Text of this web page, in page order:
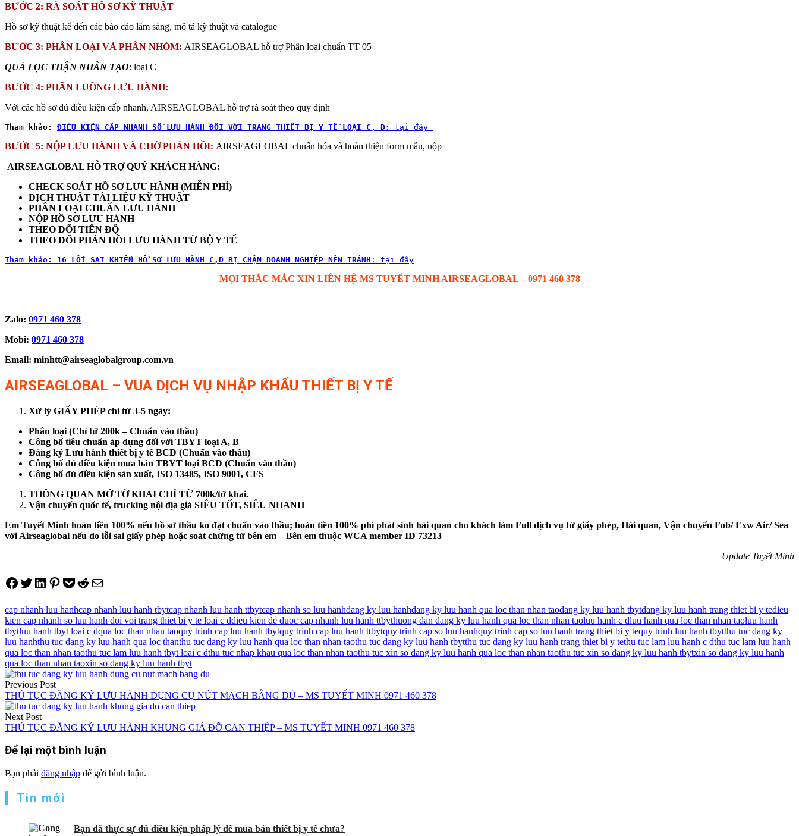
BƯỚC 2: RÀ SOÁT HỒ SƠ KỸ THUẬT
Hồ sơ kỹ thuật kể đến các báo cáo lâm sàng, mô tả kỹ thuật và catalogue
BƯỚC 3: PHÂN LOẠI VÀ PHÂN NHÓM: AIRSEAGLOBAL hỗ trợ Phân loại chuẩn TT 05
QUẢ LỌC THẬN NHÂN TẠO: loại C
BƯỚC 4: PHÂN LUỒNG LƯU HÀNH:
Với các hồ sơ đủ điều kiện cấp nhanh, AIRSEAGLOBAL hỗ trợ rà soát theo quy định
Tham khảo: ĐIỀU KIỆN CẤP NHANH SỐ LƯU HÀNH ĐỐI VỚI TRANG THIẾT BỊ Y TẾ LOẠI C, D: tại đây
BƯỚC 5: NỘP LƯU HÀNH VÀ CHỜ PHẢN HỒI: AIRSEAGLOBAL chuẩn hóa và hoàn thiện form mẫu, nộp
AIRSEAGLOBAL HỖ TRỢ QUÝ KHÁCH HÀNG:
CHECK SOÁT HỒ SƠ LƯU HÀNH (MIỄN PHÍ)
DỊCH THUẬT TÀI LIỆU KỸ THUẬT
PHÂN LOẠI CHUẨN LƯU HÀNH
NỘP HỒ SƠ LƯU HÀNH
THEO DÕI TIẾN ĐỘ
THEO DÕI PHẢN HỒI LƯU HÀNH TỪ BỘ Y TẾ
Tham khảo: 16 LỐI SAI KHIẾN HỒ SƠ LƯU HÀNH C,D BỊ CHẬM DOANH NGHIỆP NÊN TRÁNH : tại đây
MỌI THẮC MẮC XIN LIÊN HỆ MS TUYẾT MINH AIRSEAGLOBAL – 0971 460 378
Zalo: 0971 460 378
Mobi: 0971 460 378
Email: minhtt@airseaglobalgroup.com.vn
AIRSEAGLOBAL – VUA DỊCH VỤ NHẬP KHẨU THIẾT BỊ Y TẾ
Xử lý GIẤY PHÉP chỉ từ 3-5 ngày:
Phân loại (Chỉ từ 200k – Chuẩn vào thầu)
Công bố tiêu chuẩn áp dụng đối với TBYT loại A, B
Đăng ký Lưu hành thiết bị y tế BCD (Chuẩn vào thầu)
Công bố đủ điều kiện mua bán TBYT loại BCD (Chuẩn vào thầu)
Công bố đủ điều kiện sản xuất, ISO 13485, ISO 9001, CFS
THÔNG QUAN MỞ TỜ KHAI CHỈ TỪ 700k/tờ khai.
Vận chuyển quốc tế, trucking nội địa giá SIÊU TỐT, SIÊU NHANH
Em Tuyết Minh hoàn tiền 100% nếu hồ sơ thầu ko đạt chuẩn vào thầu; hoàn tiền 100% phí phát sinh hải quan cho khách làm Full dịch vụ từ giấy phép, Hải quan, Vận chuyển Fob/ Exw Air/ Sea
với Airseaglobal nếu do lỗi sai giấy phép hoặc soát chứng từ bên em – Bên em thuộc WCA member ID 73213
Update Tuyết Minh
Share on Facebook
Tweet on Twitter
Share on LinkedIn
Pin on Pinterest
Save to pocket
Share on Reddit
Share via Email
cap nhanh luu hanhcap nhanh luu hanh tbytcap nhanh luu hanh ttbytcap nhanh so luu hanhdang ky luu hanhdang ky luu hanh qua loc than nhan taodang ky luu hanh tbytdang ky luu hanh trang thiet bi y tedieu
kien cap nhanh so luu hanh doi voi trang thiet bi y te loai c ddieu kien de duoc cap nhanh luu hanh ttbythuong dan dang ky luu hanh qua loc than nhan taoluu hanh c dluu hanh qua loc than nhan taoluu hanh
tbytluu hanh tbyt loai c dqua loc than nhan taoquy trinh cap luu hanh tbytquy trinh cap luu hanh ttbytquy trinh cap so luu hanhquy trinh cap so luu hanh trang thiet bi y tequy trinh luu hanh tbytthu tuc dang ky
luu hanhthu tuc dang ky luu hanh qua loc thanthu tuc dang ky luu hanh qua loc than nhan taothu tuc dang ky luu hanh tbytthu tuc dang ky luu hanh trang thiet bi y tethu tuc lam luu hanh c dthu tuc lam luu hanh
qua loc than nhan taothu tuc lam luu hanh tbyt loai c dthu tuc nhap khau qua loc than nhan taothu tuc xin so dang ky luu hanh qua loc than nhan taothu tuc xin so dang ky luu hanh tbytxin so dang ky luu hanh
qua loc than nhan taoxin so dang ky luu hanh tbyt
Điều
hướng
bài
viết
Previous Post
THỦ TỤC ĐĂNG KÝ LƯU HÀNH DỤNG CỤ NÚT MẠCH BẰNG DÙ – MS TUYẾT MINH 0971 460 378
Next Post
THỦ TỤC ĐĂNG KÝ LƯU HÀNH KHUNG GIÁ ĐỠ CAN THIỆP – MS TUYẾT MINH 0971 460 378
Để lại một bình luận
Bạn phải đăng nhập để gửi bình luận.
Tin mới
Bạn đã thực sự đủ điều kiện pháp lý để mua bán thiết bị y tế chưa?